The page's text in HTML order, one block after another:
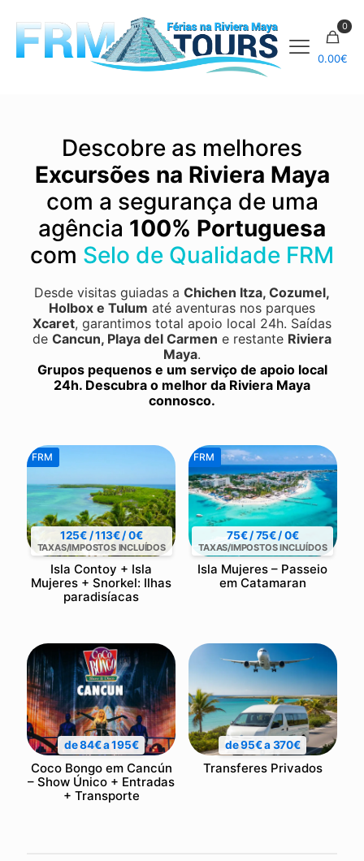
0
0.00€
Descobre as melhores
Excursões na Riviera Maya
com a segurança de uma
agência 100% Portuguesa
com Selo de Qualidade FRM
Desde visitas guiadas a Chichen Itza, Cozumel,
Holbox e Tulum até aventuras nos parques
Xcaret, garantimos total apoio local 24h. Saídas
de Cancun, Playa del Carmen e restante Riviera
Maya.
Grupos pequenos e um serviço de apoio local
24h. Descubra o melhor da Riviera Maya
connosco.
FRM
125€ / 113€ / 0€
TAXAS/IMPOSTOS INCLUÍDOS
Isla Contoy + Isla
Mujeres + Snorkel: Ilhas
paradisíacas
FRM
75€ / 75€ / 0€
TAXAS/IMPOSTOS INCLUÍDOS
Isla Mujeres – Passeio
em Catamaran
de 84€ a 195€
Coco Bongo em Cancún
– Show Único + Entradas
+ Transporte
de 95€ a 370€
Transferes Privados